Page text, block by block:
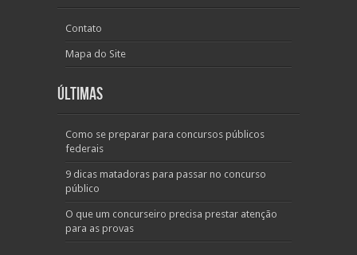
Contato
Mapa do Site
Últimas
Como se preparar para concursos públicos
federais
9 dicas matadoras para passar no concurso
público
O que um concurseiro precisa prestar atenção
para as provas